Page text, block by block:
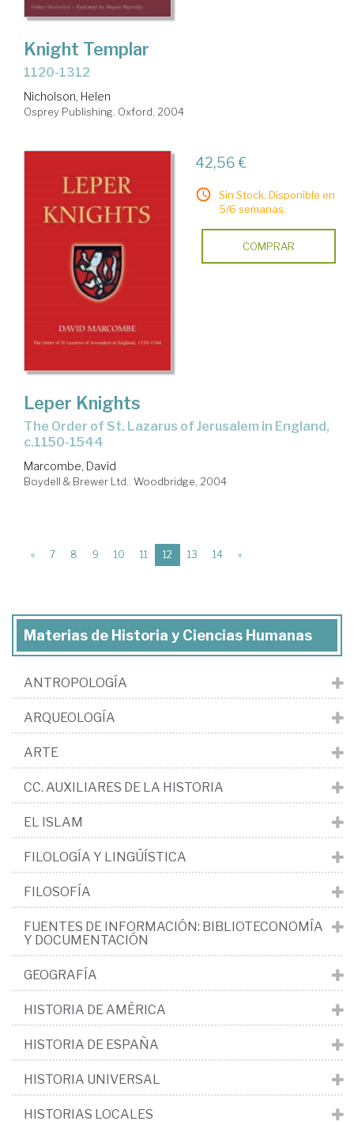
Knight Templar
1120-1312
Nicholson, Helen
Osprey Publishing. Oxford, 2004
42,56 €
Sin Stock. Disponible en
5/6 semanas.
COMPRAR
Leper Knights
the Order of St. Lazarus of Jerusalem in England,
c.1150-1544
Marcombe, David
Boydell & Brewer Ltd.. Woodbridge, 2004
« 7 8 9 10 11 12 (current)
13 14 »
Materias de Historia y Ciencias Humanas
ANTROPOLOGÍA
ARQUEOLOGÍA
ARTE
CC. AUXILIARES DE LA HISTORIA
EL ISLAM
FILOLOGÍA Y LINGÜÍSTICA
FILOSOFÍA
FUENTES DE INFORMACIÓN: BIBLIOTECONOMÍA
Y DOCUMENTACIÓN
GEOGRAFÍA
HISTORIA DE AMÉRICA
HISTORIA DE ESPAÑA
HISTORIA UNIVERSAL
HISTORIAS LOCALES